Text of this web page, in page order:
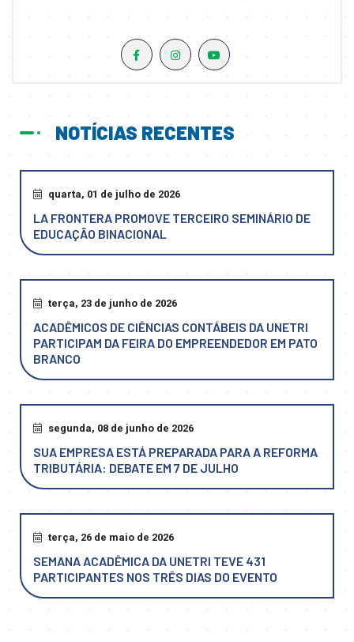
NOTÍCIAS RECENTES
quarta, 01 de julho de 2026
LA FRONTERA PROMOVE TERCEIRO SEMINÁRIO DE
EDUCAÇÃO BINACIONAL
terça, 23 de junho de 2026
ACADÊMICOS DE CIÊNCIAS CONTÁBEIS DA UNETRI
PARTICIPAM DA FEIRA DO EMPREENDEDOR EM PATO
BRANCO
segunda, 08 de junho de 2026
SUA EMPRESA ESTÁ PREPARADA PARA A REFORMA
TRIBUTÁRIA: DEBATE EM 7 DE JULHO
terça, 26 de maio de 2026
SEMANA ACADÊMICA DA UNETRI TEVE 431
PARTICIPANTES NOS TRÊS DIAS DO EVENTO